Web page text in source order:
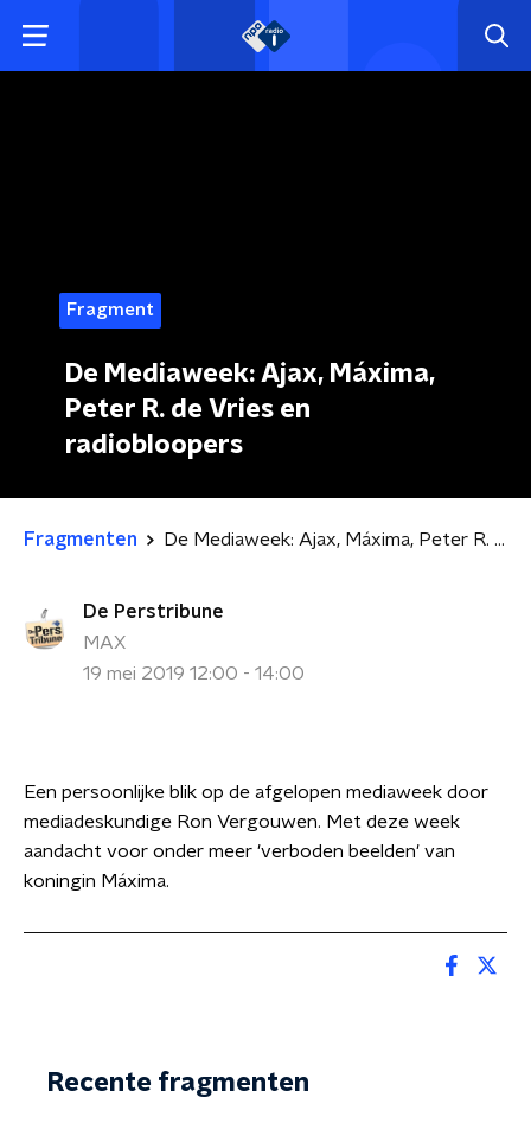
Fragment
De Mediaweek: Ajax, Máxima,
Peter R. de Vries en
radiobloopers
Fragmenten De Mediaweek: Ajax, Máxima, Peter R. de Vries en radiobloopers
De Perstribune
MAX
19 mei 2019 12:00 - 14:00
Een persoonlijke blik op de afgelopen mediaweek door
mediadeskundige Ron Vergouwen. Met deze week
aandacht voor onder meer 'verboden beelden' van
koningin Máxima.
Recente fragmenten